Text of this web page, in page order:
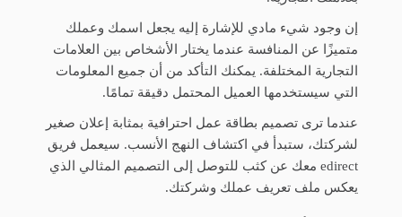
إن وجود شيء مادي للإشارة إليه يجعل اسمك وعملك
متميزًا عن المنافسة عندما يختار الأشخاص بين العلامات
التجارية المختلفة. يمكنك التأكد من أن جميع المعلومات
التي سيستخدمها العميل المحتمل دقيقة تمامًا.
عندما ترى تصميم بطاقة عمل احترافية بمثابة إعلان صغير
لشركتك، ستبدأ في اكتشاف النهج الأنسب. سيعمل فريق
edirect معك عن كثب للتوصل إلى التصميم المثالي الذي
يعكس ملف تعريف عملك وشركتك.